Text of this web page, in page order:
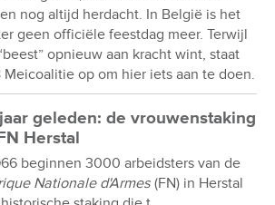
nog altijd herdacht. In België is het
geen officiële feestdag meer. Terwijl
opnieuw aan kracht wint, staat
Meicoalitie op om hier iets aan te doen.
geleden: de vrouwenstaking
Herstal
beginnen 3000 arbeidsters van de
Nationale d'Armes (FN) in Herstal